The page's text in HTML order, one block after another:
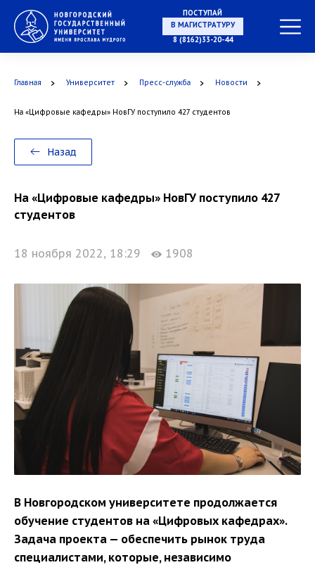
ПОСТУПАЙ
В МАГИСТРАТУРУ
8 (8162)33-20-44
Главная Университет Пресс-служба Новости
На «Цифровые кафедры» НовГУ поступило 427 студентов
Назад
На «Цифровые кафедры» НовГУ поступило 427
студентов
18 ноября 2022, 18:29 1908
В Новгородском университете продолжается
обучение студентов на «Цифровых кафедрах».
Задача проекта — обеспечить рынок труда
специалистами, которые, независимо